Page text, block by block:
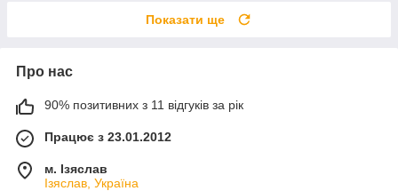
Показати ще
Про нас
90% позитивних з 11 відгуків за рік
Працює з 23.01.2012
м. Ізяслав
Ізяслав, Україна